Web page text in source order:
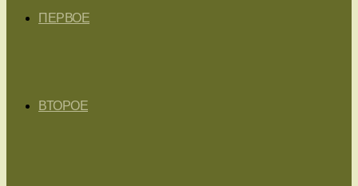
ПЕРВОЕ
ВТОРОЕ